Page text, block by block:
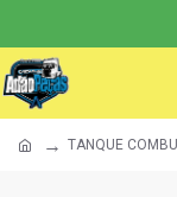
TANQUE